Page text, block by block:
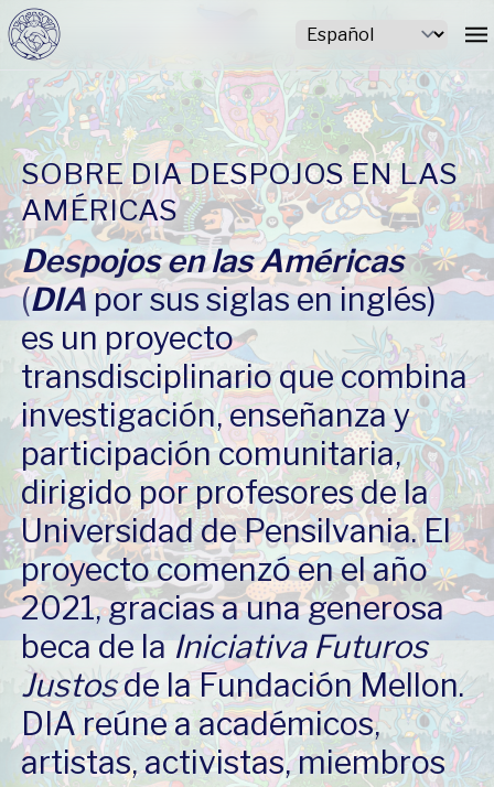
SOBRE DIA DESPOJOS EN LAS
AMÉRICAS
Despojos en las Américas
(DIApor sus siglas en inglés)
es un proyecto
transdisciplinario que combina
investigación, enseñanza y
participación comunitaria,
dirigido por profesores de la
Universidad de Pensilvania. El
proyecto comenzó en el año
2021, gracias a una generosa
beca de laIniciativa Futuros
Justosde la Fundación Mellon.
DIA reúne a académicos,
artistas, activistas, miembros